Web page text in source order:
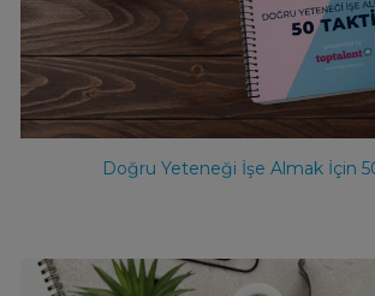
Doğru Yeteneği İşe Almak İçin